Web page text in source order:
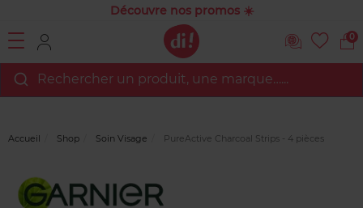
Découvre nos promos ☀️
0
Rechercher un produit, une marque…...
Accueil Shop Soin Visage PureActive Charcoal Strips - 4 pièces